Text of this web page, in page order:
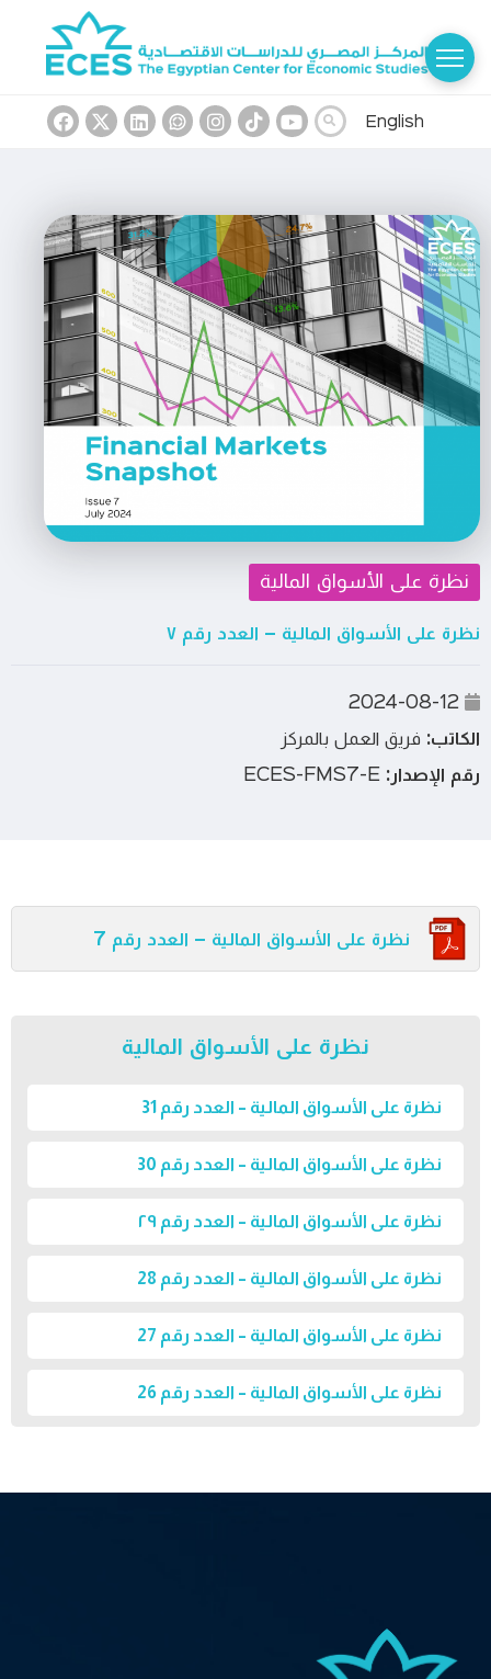
English
نظرة على الأسواق المالية
نظرة على الأسواق المالية – العدد رقم ٧
الكاتب: فريق العمل بالمركز
رقم الإصدار:
نظرة على الأسواق المالية – العدد رقم 7
نظرة على الأسواق المالية
نظرة على الأسواق المالية – العدد رقم 31
نظرة على الأسواق المالية – العدد رقم 30
نظرة على الأسواق المالية – العدد رقم ٢٩
نظرة على الأسواق المالية – العدد رقم 28
نظرة على الأسواق المالية – العدد رقم 27
نظرة على الأسواق المالية – العدد رقم 26